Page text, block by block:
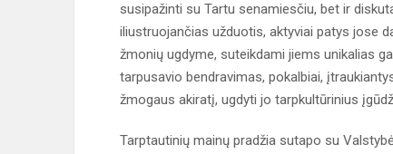
susipažinti su Tartu senamiesčiu, bet ir
iliustruojančias užduotis, aktyviai patys jose
žmonių ugdyme, suteikdami jiems unikalias
tarpusavio bendravimas, pokalbiai,
žmogaus akiratį, ugdyti jo tarpkultūrinius
Tarptautinių mainų pradžia sutapo su